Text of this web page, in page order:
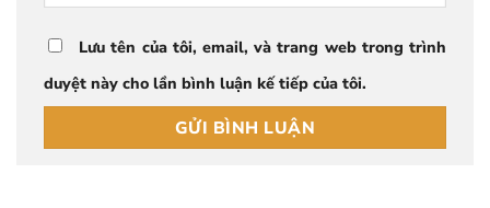
Lưu tên của tôi, email, và trang web trong trình
duyệt này cho lần bình luận kế tiếp của tôi.